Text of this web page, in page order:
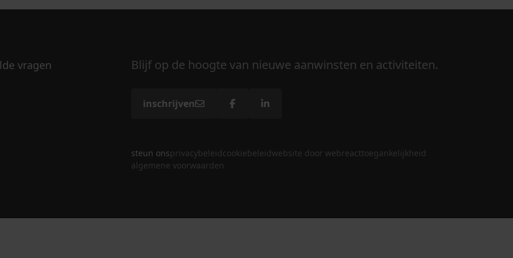
vragen
Blijf op de hoogte van nieuwe aanwinsten en activiteiten.
inschrijven
steun onsprivacybeleidcookiebeleidwebsite door webreacttoegankelijkheid
algemene voorwaarden